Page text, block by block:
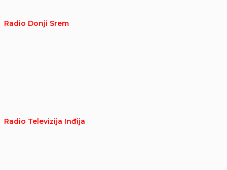
Radio Donji Srem
Radio Televizija Inđija